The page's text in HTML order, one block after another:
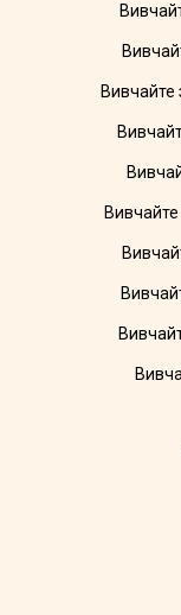
Вивчайте
Вивчайте